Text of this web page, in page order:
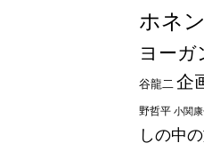
ホネ
ヨーガ
谷龍二 企
野哲平 小関
しの中